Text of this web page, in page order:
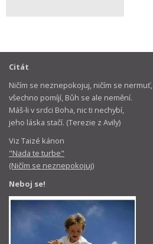
Citát
Ničím se neznepokojuj, ničím se nermuť,
všechno pomíjí, Bůh se ale nemění.
Máš-li v srdci Boha, nic ti nechybí,
jeho láska stačí. (Terezie z Avily)
Viz Taizé kánon
"Nada te turbe"
(Ničím se neznepokojuj)
Neboj se!